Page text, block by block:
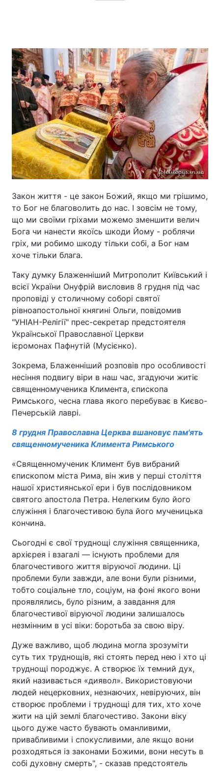
Закон життя - це закон Божий, якщо ми грішимо,
то Бог не благоволить до нас. І зовсім не тому,
що ми своїми гріхами можемо зменшити велич
Бога чи нанести якоїсь шкоди Йому - роблячи
гріх, ми робимо шкоду тільки собі, а Бог нам
хоче тільки блага.
Таку думку Блаженніший Митрополит Київський і
всієї України Онуфрій висловив 8 грудня під час
проповіді у столичному соборі святої
рівноапостольної княгині Ольги, повідомив
"УНІАН-Релігії" прес-секретар предстоятеля
Української Православної Церкви
ієромонах Пафнутій (Мусієнко).
Зокрема, Блаженніший розповів про особливості
несіння подвигу віри в наш час, згадуючи житіє
священномученика Климента, єпископа
Римського, чесна глава якого перебуває в Києво-
Печерській лаврі.
8 грудня Православна Церква вшановує пам'ять
священномученика Климента Римського
«Священномученик Климент був вибраний
єпископом міста Рима, він жив у перші століття
нашої християнської ери і був послідовником
святого апостола Петра. Нелегким було його
служіння і благочестивою була його мученицька
кончина.
Сьогодні є свої труднощі служіння священника,
архієрея і взагалі — існують проблеми для
благочестивого життя віруючої людини. Ці
проблеми були завжди, але вони були різними,
тобто соціальне тло, соціум, на фоні якого вони
проявлялись, було різним, а завдання для
благочестивої віруючої людини залишалось
незмінним в усі віки: боротьба за свою віру.
Дуже важливо, щоб людина могла зрозуміти
суть тих труднощів, які стоять перед нею і хто ці
труднощі породжує. А створює їх темний дух,
який називається «диявол». Використовуючи
людей нецерковних, незнаючих, невіруючих, він
створює проблеми і труднощі для тих, хто хоче
жити на цій землі благочестиво. Закони віку
цього дуже часто бувають оманливими,
привабливими і спокусливими, але якщо вони
розходяться із законами Божими, вони несуть в
собі духовну смерть", - сказав предстоятель